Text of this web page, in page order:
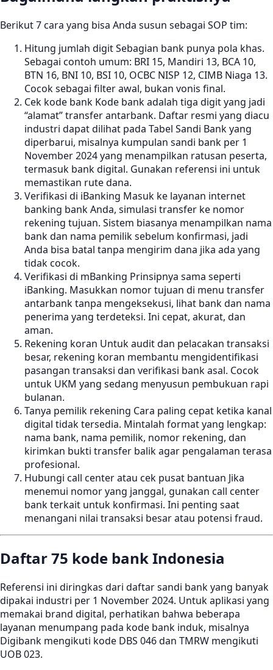
Berikut 7 cara yang bisa Anda susun sebagai SOP tim:
Hitung jumlah digit Sebagian bank punya pola khas.
Sebagai contoh umum: BRI 15, Mandiri 13, BCA 10,
BTN 16, BNI 10, BSI 10, OCBC NISP 12, CIMB Niaga 13.
Cocok sebagai filter awal, bukan vonis final.
Cek kode bank Kode bank adalah tiga digit yang jadi
“alamat” transfer antarbank. Daftar resmi yang diacu
industri dapat dilihat pada Tabel Sandi Bank yang
diperbarui, misalnya kumpulan sandi bank per 1
November 2024 yang menampilkan ratusan peserta,
termasuk bank digital. Gunakan referensi ini untuk
memastikan rute dana.
Verifikasi di iBanking Masuk ke layanan internet
banking bank Anda, simulasi transfer ke nomor
rekening tujuan. Sistem biasanya menampilkan nama
bank dan nama pemilik sebelum konfirmasi, jadi
Anda bisa batal tanpa mengirim dana jika ada yang
tidak cocok.
Verifikasi di mBanking Prinsipnya sama seperti
iBanking. Masukkan nomor tujuan di menu transfer
antarbank tanpa mengeksekusi, lihat bank dan nama
penerima yang terdeteksi. Ini cepat, akurat, dan
aman.
Rekening koran Untuk audit dan pelacakan transaksi
besar, rekening koran membantu mengidentifikasi
pasangan transaksi dan verifikasi bank asal. Cocok
untuk UKM yang sedang menyusun pembukuan rapi
bulanan.
Tanya pemilik rekening Cara paling cepat ketika kanal
digital tidak tersedia. Mintalah format yang lengkap:
nama bank, nama pemilik, nomor rekening, dan
kirimkan bukti transfer balik agar pengalaman terasa
profesional.
Hubungi call center atau cek pusat bantuan Jika
menemui nomor yang janggal, gunakan call center
bank terkait untuk konfirmasi. Ini penting saat
menangani nilai transaksi besar atau potensi fraud.
Daftar 75 kode bank Indonesia
Referensi ini diringkas dari daftar sandi bank yang banyak
dipakai industri per 1 November 2024. Untuk aplikasi yang
memakai brand digital, perhatikan bahwa beberapa
layanan menumpang pada kode bank induk, misalnya
Digibank mengikuti kode DBS 046 dan TMRW mengikuti
UOB 023.